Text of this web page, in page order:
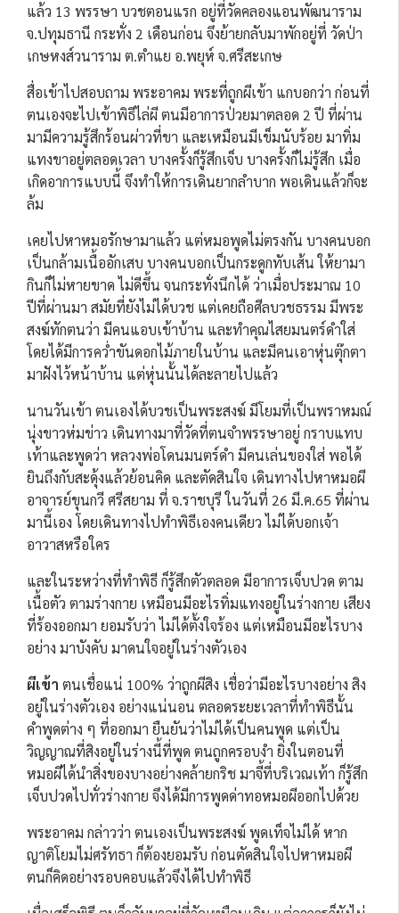
แล้ว 13 พรรษา บวชตอนแรก อยู่ที่วัดคลองแอนพัฒนาราม
จ.ปทุมธานี กระทั่ง 2 เดือนก่อน จึงย้ายกลับมาพักอยู่ที่ วัดป่า
เกษหงส์วนาราม ต.ตำแย อ.พยุห์ จ.ศรีสะเกษ
สื่อเข้าไปสอบถาม พระอาคม พระที่ถูกผีเข้า แกบอกว่า ก่อนที่
ตนเองจะไปเข้าพิธีไล่ผี ตนมีอาการป่วยมาตลอด 2 ปี ที่ผ่าน
มามีความรู้สึกร้อนผ่าวที่ขา และเหมือนมีเข็มนับร้อย มาทิ่ม
แทงขาอยู่ตลอดเวลา บางครั้งก็รู้สึกเจ็บ บางครั้งก็ไม่รู้สึก เมื่อ
เกิดอาการแบบนี้ จึงทำให้การเดินยากลำบาก พอเดินแล้วก็จะ
ล้ม
เคยไปหาหมอรักษามาแล้ว แต่หมอพูดไม่ตรงกัน บางคนบอก
เป็นกล้ามเนื้ออักเสบ บางคนบอกเป็นกระดูกทับเส้น ให้ยามา
กินก็ไม่หายขาด ไม่ดีขึ้น จนกระทั่งนึกได้ ว่าเมื่อประมาณ 10
ปีที่ผ่านมา สมัยที่ยังไม่ได้บวช แต่เคยถือศีลบวชธรรม มีพระ
สงฆ์ทักตนว่า มีคนแอบเข้าบ้าน และทำคุณไสยมนตร์ดำใส่
โดยได้มีการคว่ำขันดอกไม้ภายในบ้าน และมีคนเอาหุ่นตุ๊กตา
มาฝังไว้หน้าบ้าน แต่หุ่นนั้นได้ละลายไปแล้ว
นานวันเข้า ตนเองได้บวชเป็นพระสงฆ์ มีโยมที่เป็นพราหมณ์
นุ่งขาวห่มข่าว เดินทางมาที่วัดที่ตนจำพรรษาอยู่ กราบแทบ
เท้าและพูดว่า หลวงพ่อโดนมนตร์ดำ มีคนเล่นของใส่ พอได้
ยินถึงกับสะดุ้งแล้วย้อนคิด และตัดสินใจ เดินทางไปหาหมอผี
อาจารย์ขุนกวี ศรีสยาม ที่ จ.ราชบุรี ในวันที่ 26 มี.ค.65 ที่ผ่าน
มานี้เอง โดยเดินทางไปทำพิธีเองคนเดียว ไม่ได้บอกเจ้า
อาวาสหรือใคร
และในระหว่างที่ทำพิธี ก็รู้สึกตัวตลอด มีอาการเจ็บปวด ตาม
เนื้อตัว ตามร่างกาย เหมือนมีอะไรทิ่มแทงอยู่ในร่างกาย เสียง
ที่ร้องออกมา ยอมรับว่า ไม่ได้ตั้งใจร้อง แต่เหมือนมีอะไรบาง
อย่าง มาบังคับ มาดนใจอยู่ในร่างตัวเอง
ผีเข้า ตนเชื่อแน่ 100% ว่าถูกผีสิง เชื่อว่ามีอะไรบางอย่าง สิง
อยู่ในร่างตัวเอง อย่างแน่นอน ตลอดระยะเวลาที่ทำพิธีนั้น
คำพูดต่าง ๆ ที่ออกมา ยืนยันว่าไม่ได้เป็นคนพูด แต่เป็น
วิญญาณที่สิงอยู่ในร่างนี้ที่พูด ตนถูกครอบงำ ยิ่งในตอนที่
หมอผีได้นำสิ่งของบางอย่างคล้ายกริช มาจี้ที่บริเวณเท้า ก็รู้สึก
เจ็บปวดไปทั่วร่างกาย จึงได้มีการพูดด่าทอหมอผีออกไปด้วย
พระอาคม กล่าวว่า ตนเองเป็นพระสงฆ์ พูดเท็จไม่ได้ หาก
ญาติโยมไม่ศรัทธา ก็ต้องยอมรับ ก่อนตัดสินใจไปหาหมอผี
ตนก็คิดอย่างรอบคอบแล้วจึงได้ไปทำพิธี